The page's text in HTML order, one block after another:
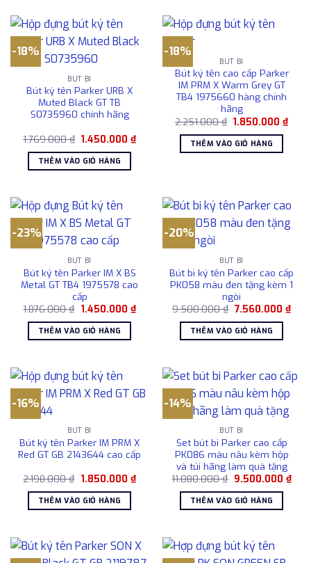
-18%
BÚT BI
Bút ký tên Parker URB X
Muted Black GT TB
S0735960 chính hãng
1.769.000₫ Giá
là:
1.769.000 ₫.
1.450.000₫Giá
hiện
THÊM VÀO GIỎ HÀNG
-18%
BÚT BI
Bút ký tên cao cấp Parker
IM PRM X Warm Grey GT
TB4 1975660 hàng chính
hãng
2.251.000₫ Giá
là:
2.251.000 ₫.
1.850.000₫Giá
hiện
THÊM VÀO GIỎ HÀNG
-23%
BÚT BI
Bút ký tên Parker IM X BS
Metal GT TB4 1975578 cao
cấp
1.876.000₫ Giá
là:
1.876.000 ₫.
1.450.000 ₫Giá
hiện
1.450.000 ₫.
THÊM VÀO GIỎ HÀNG
-20%
BÚT BI
Bút bi ký tên Parker cao cấp
PK058 màu đen tặng kèm 1
ngòi
9.500.000₫ Giá
là:
9.500.000 ₫.
7.560.000 ₫Giá
hiện
THÊM VÀO GIỎ HÀNG
-16%
BÚT BI
Bút ký tên Parker IM PRM X
Red GT GB 2143644 cao cấp
2.198.000₫ Giá
là:
2.198.000 ₫.
1.850.000 ₫Giá
THÊM VÀO GIỎ HÀNG
-14%
BÚT BI
Set bút bi Parker cao cấp
PK086 màu nâu kèm hộp
và túi hãng làm quà tặng
11.080.000₫ Giá
là:
11.080.000 ₫.
9.500.000 ₫Giá
THÊM VÀO GIỎ HÀNG